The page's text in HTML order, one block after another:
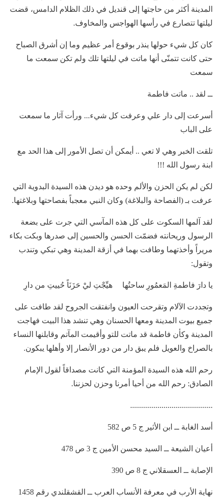
المدينة أكثر من حاجتها إلى قنديل في ذلك الظلام الدامس، قضت
ليلتها تتصارع في رأسها الهواجس والمخاوف.
كان كل شيء حولها ينذر بوقوع أمر عظيم وما إن أشرق الصباح
حتى كانت تتمنّى أنها ماتت في ليلتها تلك ولم تكن سمعت ما
سمعت
ــ لقد .. ماتت فاطمة
أسرعت إلى دار علي وعرفت كل شيء... ورأت آثار ما سمعت
على الباب
تلقت الخبر وهي لا تعي .. أيمكن أن تصل الأمور إلى هذا الحد مع
ابنة رسول الله !!!
لكن لم يكن الحزن والألم وحده هو ديدن هذه السيدة البدوية التي
عرفت بـ (الفصاحة والبلاغة) وكان النبي معجباً بفصاحتها وبلاغتها.
لقد آلمها السكوت على كل هذه المآسي التي جرت على بضعة
الرسول وريحانته فضمّت الحسن والحسين إلى صدرها وبكت بكاء
مريراً وأخذتهما وطافت بهما في أزقة المدينة وهي تبكي وتندب
وتقول:
يا دارَ فاطمةِ المَعمُورِ ساحتُها هيِّجْتِ ليْ حَزَنَاً حُييتِ من دارِ
وتجددت الآلام وتقرحت العيون وانفتقت الجروح لقد طافت على
جميع بيوت المدينة ومعها الحسنان وهي تنشد هذا البيت فهاجت
المدينة وكأن فاطمة قد ماتت للتو وأقيمت المآتم وقابلنها النساء
بالصراخ والعويل فلم يبق دار من دور الأنصار إلا وأهلها يبكون.
رحم الله هذه السيدة المؤمنة التي كانت مصداقاً لقول الإمام
الصادق: رحم الله من أحيا أمرنا وحزن لحزننا.
..........................................
أسد الغابة ــ ابن الأثير ج 5 ص 582
أعيان الشيعة ــ السيد محسن الأمين ج 3 ص 478
الإصابة ــ العسقلاني ج 8 ص 390
نهاية الأرب في معرفة الأنساب العرب ــ القشقلندي رقم 1458